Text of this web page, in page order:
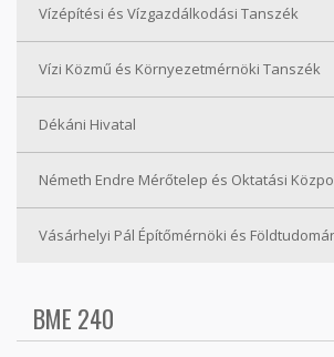
Vízépítési és Vízgazdálkodási Tanszék
Vízi Közmű és Környezetmérnöki Tanszék
Dékáni Hivatal
Németh Endre Mérőtelep és Oktatási
Vásárhelyi Pál Építőmérnöki és
BME 240